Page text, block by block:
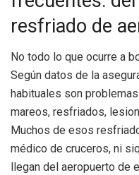
resfriado de
No todo lo que ocurre a
Según datos de la
habituales son
mareos, resfriados,
Muchos de esos
médico de cruceros, ni
llegan del aeropuerto de